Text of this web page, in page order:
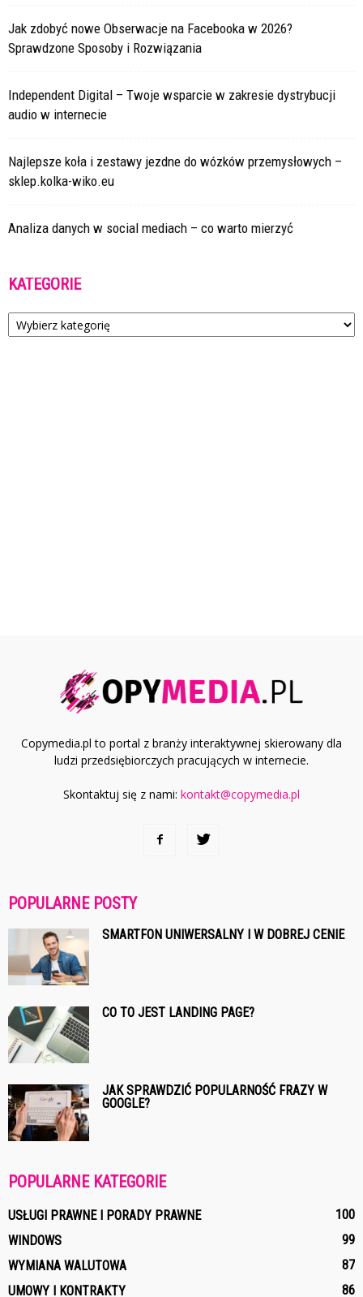
Jak zdobyć nowe Obserwacje na Facebooka w 2026?
Sprawdzone Sposoby i Rozwiązania
Independent Digital – Twoje wsparcie w zakresie dystrybucji
audio w internecie
Najlepsze koła i zestawy jezdne do wózków przemysłowych –
sklep.kolka-wiko.eu
Analiza danych w social mediach – co warto mierzyć
KATEGORIE
Kategorie
Copymedia.pl to portal z branży interaktywnej skierowany dla
ludzi przedsiębiorczych pracujących w internecie.
Skontaktuj się z nami: kontakt@copymedia.pl
POPULARNE POSTY
SMARTFON UNIWERSALNY I W DOBREJ CENIE
CO TO JEST LANDING PAGE?
JAK SPRAWDZIĆ POPULARNOŚĆ FRAZY W
GOOGLE?
POPULARNE KATEGORIE
USŁUGI PRAWNE I PORADY PRAWNE
100
WINDOWS
99
WYMIANA WALUTOWA
87
UMOWY I KONTRAKTY
86